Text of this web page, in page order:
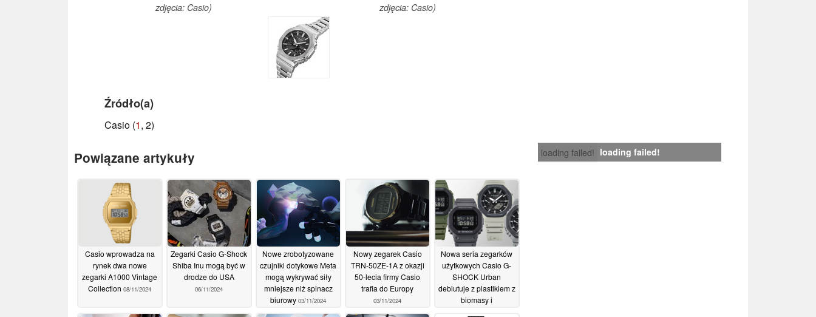
zdjęcia: Casio)
zdjęcia: Casio)
Źródło(a)
Casio (1, 2)
loading failed! loading failed!
Powiązane artykuły
Casio wprowadza na
rynek dwa nowe
zegarki A1000 Vintage
Collection 08/11/2024
Zegarki Casio G-Shock
Shiba Inu mogą być w
drodze do USA
06/11/2024
Nowe zrobotyzowane
czujniki dotykowe Meta
mogą wykrywać siły
mniejsze niż spinacz
biurowy 03/11/2024
Nowy zegarek Casio
TRN-50ZE-1A z okazji
50-lecia firmy Casio
trafia do Europy
03/11/2024
Nowa seria zegarków
użytkowych Casio G-
SHOCK Urban
debiutuje z plastikiem z
biomasy i